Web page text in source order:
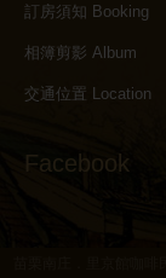
訂房須知 Booking
相簿剪影 Album
交通位置 Location
Facebook